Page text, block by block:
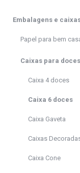
Embalagens e
Papel para bem
Caixas para
Caixa 4 doces
Caixa 6 doces
Caixa Gaveta
Caixas
Caixa Cone